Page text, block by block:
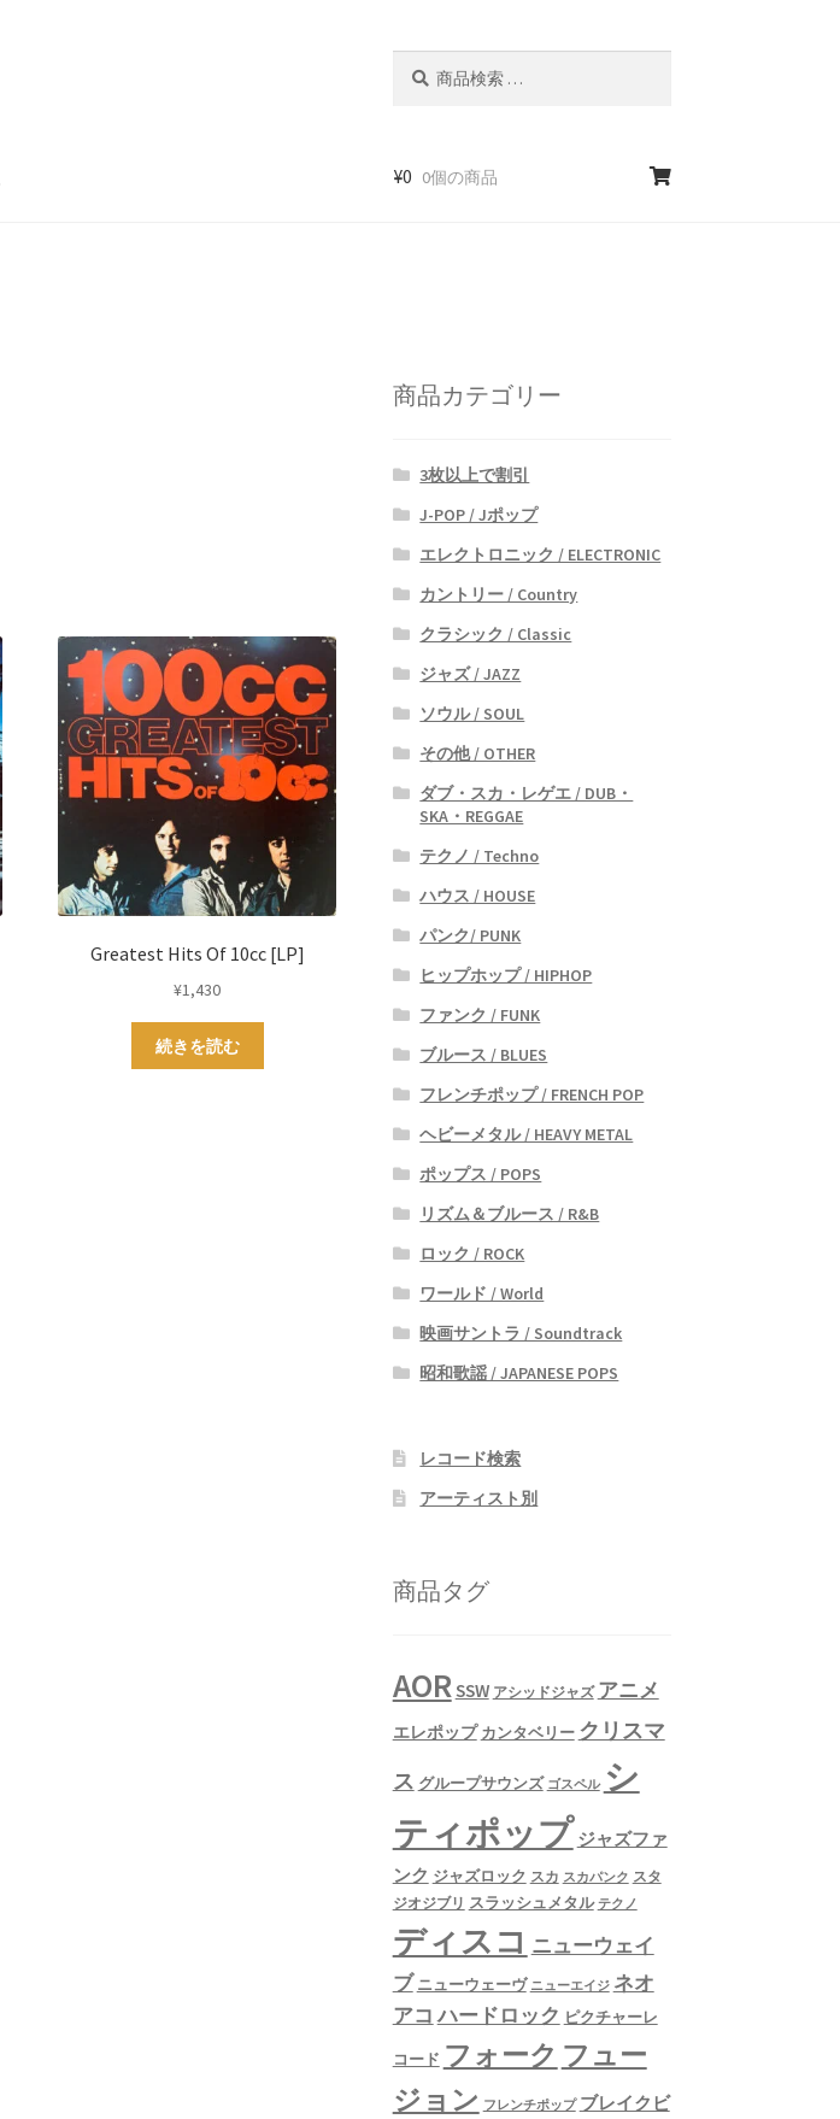
¥0 0個の商品
Greatest Hits Of 10cc [LP]
¥1,430
続きを読む
商品カテゴリー
3枚以上で割引
J-POP / Jポップ
エレクトロニック / ELECTRONIC
カントリー / Country
クラシック / Classic
ジャズ / JAZZ
ソウル / SOUL
その他 / OTHER
ダブ・スカ・レゲエ / DUB・
SKA・REGGAE
テクノ / Techno
ハウス / HOUSE
パンク/ PUNK
ヒップホップ / HIPHOP
ファンク / FUNK
ブルース / BLUES
フレンチポップ / FRENCH POP
ヘビーメタル / HEAVY METAL
ポップス / POPS
リズム＆ブルース / R&B
ロック / ROCK
ワールド / World
映画サントラ / Soundtrack
昭和歌謡 / JAPANESE POPS
レコード検索
アーティスト別
商品タグ
AORSSW アシッドジャズ アニメ
エレポップ カンタベリー クリスマ
ス グループサウンズ ゴスペル シ
ティポップ ジャズファ
ンク ジャズロック スカ スカパンク スタ
ジオジブリ スラッシュメタル テクノ
ディスコ ニューウェイ
ブ ニューウェーヴ ニューエイジ ネオ
アコ ハードロック ピクチャーレ
コード フォーク フュー
ジョン フレンチポップ ブレイクビ